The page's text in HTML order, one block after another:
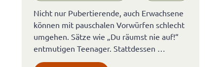
Nicht nur Pubertierende, auch Erwachsene
können mit pauschalen Vorwürfen schlecht
umgehen. Sätze wie „Du räumst nie auf!“
entmutigen Teenager. Stattdessen …